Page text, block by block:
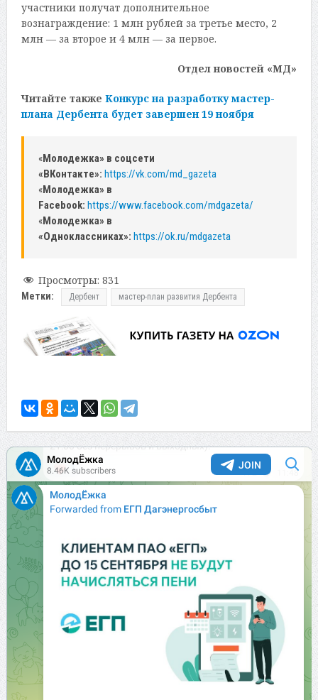
участники получат дополнительное
вознаграждение: 1 млн рублей за третье место, 2
млн — за второе и 4 млн — за первое.
Отдел новостей «МД»
Читайте также Конкурс на разработку мастер-
плана Дербента будет завершен 19 ноября
«Молодежка» в соцсети
«ВКонтакте»: https://vk.com/md_gazeta
«Молодежка» в
Facebook: https://www.facebook.com/mdgazeta/
«Молодежка» в
«Одноклассниках»: https://ok.ru/mdgazeta
Просмотры: 831
Метки: Дербент мастер-план развития Дербента